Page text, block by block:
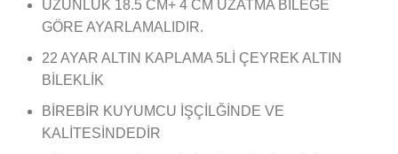
UZUNLUK 18.5 CM+ 4 CM UZATMA BİLEĞE
GÖRE AYARLAMALIDIR.
22 AYAR ALTIN KAPLAMA 5Lİ ÇEYREK ALTIN
BİLEKLİK
BİREBİR KUYUMCU İŞÇİLĞİNDE VE
KALİTESİNDEDİR